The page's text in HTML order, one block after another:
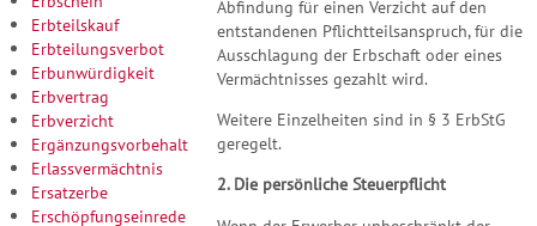
Erbteilskauf
Erbteilungsverbot
Erbunwürdigkeit
Erbvertrag
Erbverzicht
Ergänzungsvorbehalt
Erlassvermächtnis
Ersatzerbe
Erschöpfungseinrede
Abfindung für einen Verzicht auf den
entstandenen Pflichtteilsanspruch, für die
Ausschlagung der Erbschaft oder eines
Vermächtnisses gezahlt wird.
Weitere Einzelheiten sind in § 3 ErbStG
geregelt.
2. Die persönliche Steuerpflicht